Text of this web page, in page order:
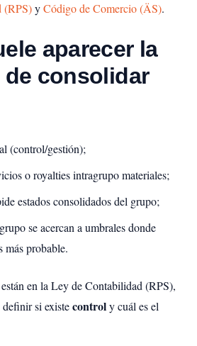
(RPS)yCódigo de Comercio (ÄS).
aparecer la
de consolidar
(control/gestión);
o royalties intragrupo materiales;
estados consolidados del grupo;
se acercan a umbrales donde
más probable.
en la Ley de Contabilidad (RPS),
definir si existecontroly cuál es el